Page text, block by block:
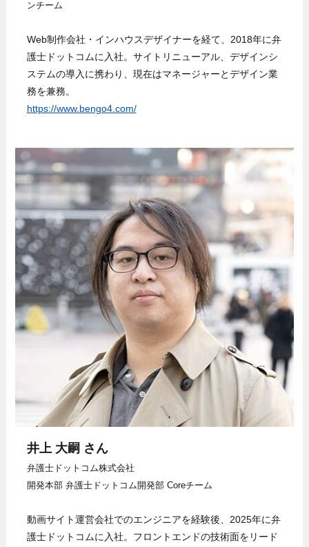
ンチーム
Web制作会社・インハウスデザイナーを経て、2018年に弁
護士ドットコムに入社。サイトリニューアル、デザインシ
ステムの導入に携わり、現在はマネージャーとデザイン業
務を兼務。
https://www.bengo4.com/
井上 大嗣 さん
弁護士ドットコム株式会社
開発本部 弁護士ドットコム開発部 Coreチーム
動画サイト運営会社でのエンジニアを経験後、2025年に弁
護士ドットコムに入社。フロントエンドの技術面をリード